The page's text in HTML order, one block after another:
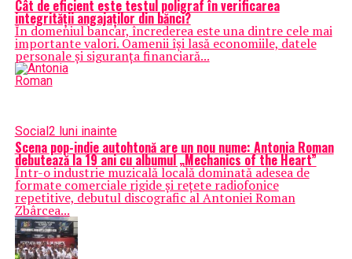
Cât de eficient este testul poligraf în verificarea
integrității angajaților din bănci?
În domeniul bancar, încrederea este una dintre cele mai
importante valori. Oamenii își lasă economiile, datele
personale și siguranța financiară...
Social2 luni inainte
Scena pop-indie autohtonă are un nou nume: Antonia Roman
debutează la 19 ani cu albumul „Mechanics of the Heart”
Într-o industrie muzicală locală dominată adesea de
formate comerciale rigide și rețete radiofonice
repetitive, debutul discografic al Antoniei Roman
Zbârcea...